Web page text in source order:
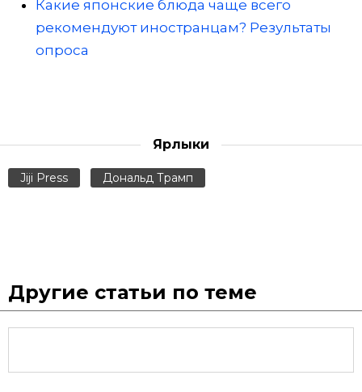
Какие японские блюда чаще всего
рекомендуют иностранцам? Результаты
опроса
Ярлыки
Jiji Press Дональд Трамп
Другие статьи по теме